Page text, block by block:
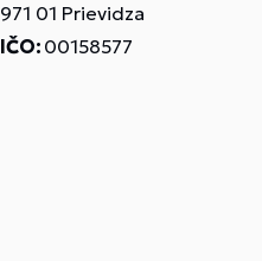
971 01 Prievidza
IČO: 00158577